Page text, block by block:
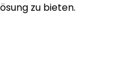
zu bieten.